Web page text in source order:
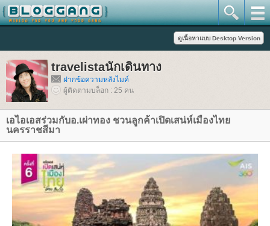
travelistaนักเดินทาง
ฝากข้อความหลังไมค์
ผู้ติดตามบล็อก : 25 คน
เอไอเอสร่วมกับอ.เผ่าทอง ชวนลูกค้าเปิดเสน่ห์เมืองไท
นครราชสีมา